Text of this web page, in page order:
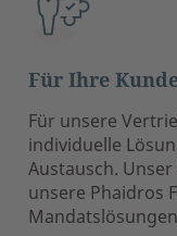
Für Ihre
Für unsere
individuelle
Austausch.
unsere Phaidros